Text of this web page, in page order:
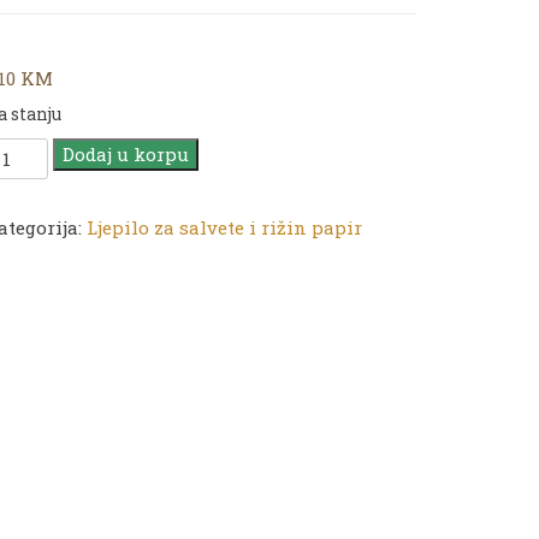
KM
stanju
Dodaj u korpu
Ljepilo za salvete i rižin papir